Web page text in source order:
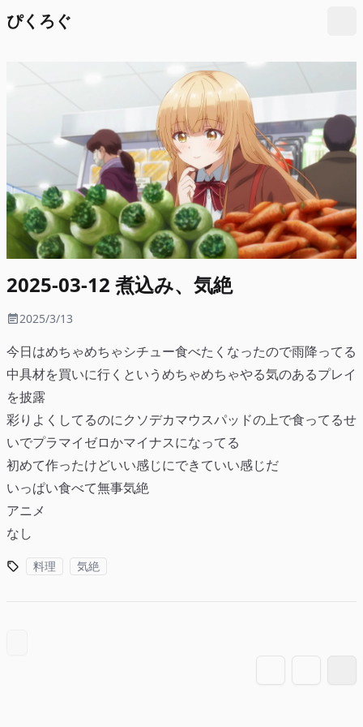
ぴくろぐ
2025-03-12 煮込み、気絶
2025/3/13
今日はめちゃめちゃシチュー食べたくなったので雨降ってる
中具材を買いに行くというめちゃめちゃやる気のあるプレイ
を披露
彩りよくしてるのにクソデカマウスパッドの上で食ってるせ
いでプラマイゼロかマイナスになってる
初めて作ったけどいい感じにできていい感じだ
いっぱい食べて無事気絶
アニメ
なし
料理 気絶